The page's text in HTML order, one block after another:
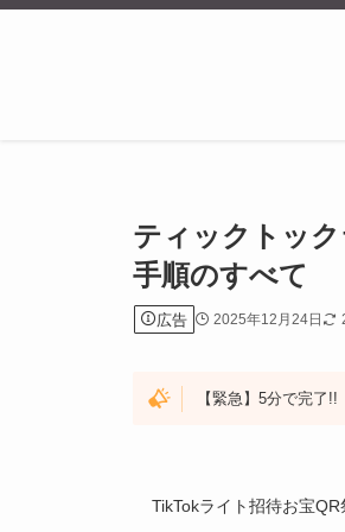
ティックトッ
手順のすべて
広告 2025年12月24日
【緊急】5分で完了!!
TikTokライト招待お宝